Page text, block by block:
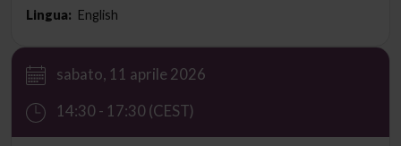
Lingua: English
sabato, 11 aprile 2026
14:30 - 17:30 (CEST)